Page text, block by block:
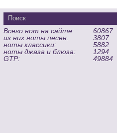
Всего нот на сайте:
60867
из них ноты песен:
3807
ноты классики:
5882
ноты джаза и блюза:
1294
GTP:
49884